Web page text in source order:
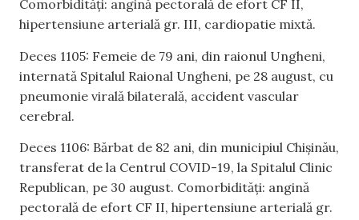
Comorbidități: angină pectorală de efort CF II,
hipertensiune arterială gr. III, cardiopatie mixtă.
Deces 1105: Femeie de 79 ani, din raionul Ungheni,
internată Spitalul Raional Ungheni, pe 28 august, cu
pneumonie virală bilaterală, accident vascular
cerebral.
Deces 1106: Bărbat de 82 ani, din municipiul Chișinău,
transferat de la Centrul COVID-19, la Spitalul Clinic
Republican, pe 30 august. Comorbidități: angină
pectorală de efort CF II, hipertensiune arterială gr.